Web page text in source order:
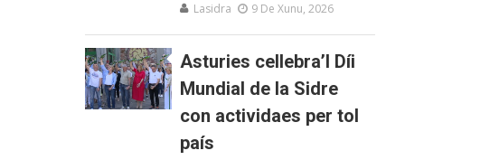
Lasidra 9 De Xunu, 2026
Asturies cellebra’l Díi
Mundial de la Sidre
con actividaes per tol
país